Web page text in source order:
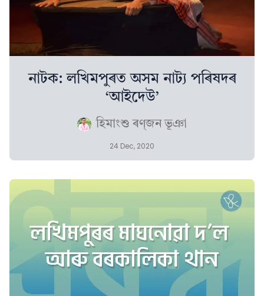
নাটক: লখিমপুৰত অসম নাট্য পৰিষদৰ
‘আইদেউ’
হিমাংশু ৰণ্‌জন ভূঞা
24 Dec, 2020